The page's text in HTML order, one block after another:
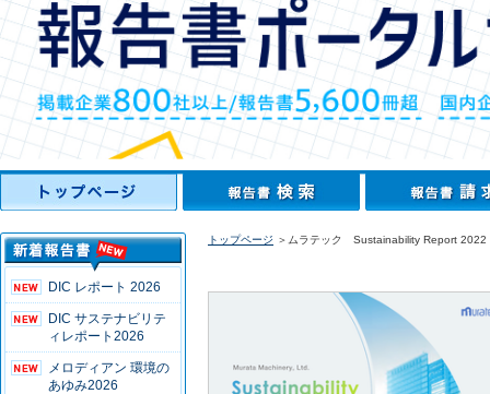
DIC レポート 2026
DIC サステナビリテ
ィレポート2026
メロディアン 環境の
あゆみ2026
トップページ ＞ムラテック Sustainability Report 2022